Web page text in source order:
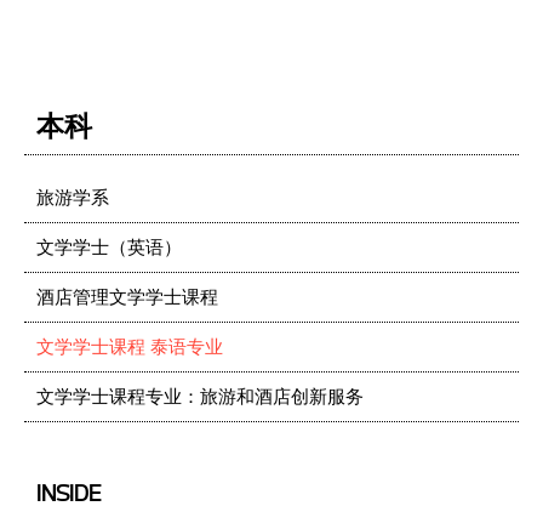
本科
旅游学系
文学学士（英语）
酒店管理文学学士课程
文学学士课程 泰语专业
文学学士课程专业：旅游和酒店创新服务
INSIDE